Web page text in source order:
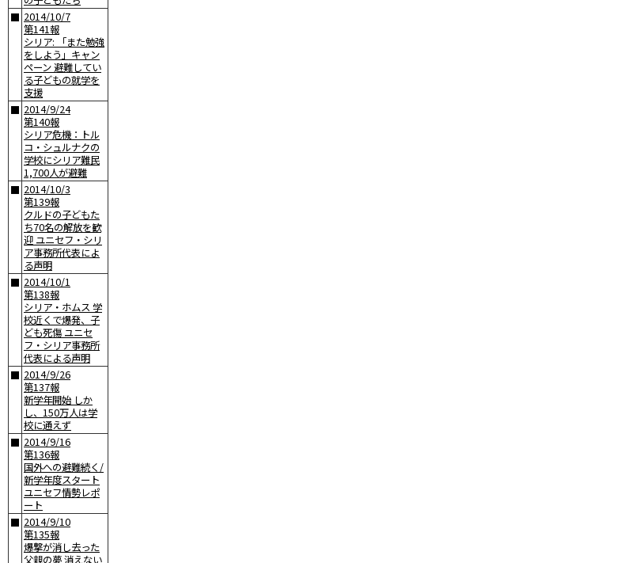
■ 2014/10/7
第141報
シリア: 「また勉強
をしよう」キャン
ペーン 避難してい
る子どもの就学を
支援
■ 2014/9/24
第140報
シリア危機：トル
コ・シュルナクの
学校にシリア難民
1,700人が避難
■ 2014/10/3
第139報
クルドの子どもた
ち70名の解放を歓
迎 ユニセフ・シリ
ア事務所代表によ
る声明
■ 2014/10/1
第138報
シリア・ホムス 学
校近くで爆発、子
ども死傷 ユニセ
フ・シリア事務所
代表による声明
■ 2014/9/26
第137報
新学年開始 しか
し、150万人は学
校に通えず
■ 2014/9/16
第136報
国外への避難続く/
新学年度スタート
ユニセフ情勢レポ
ート
■ 2014/9/10
第135報
爆撃が消し去った
父親の夢 消えない